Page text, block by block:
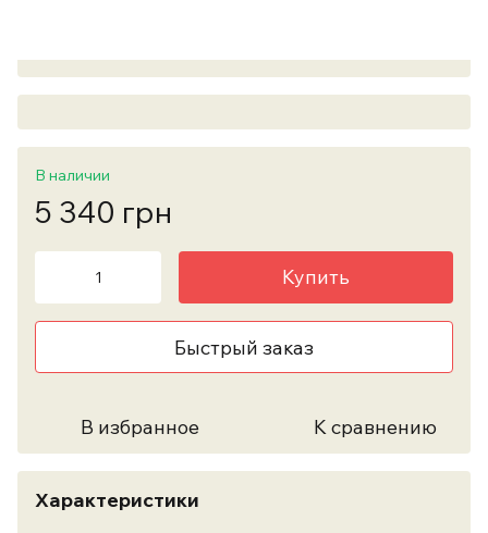
В наличии
5 340 грн
Купить
Быстрый заказ
В избранное К сравнению
Характеристики